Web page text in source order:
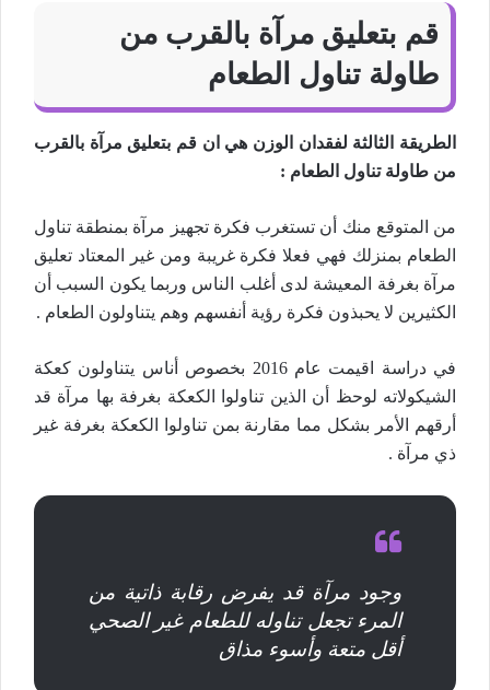
قم بتعليق مرآة بالقرب من
طاولة تناول الطعام
الطريقة الثالثة لفقدان الوزن هي ان قم بتعليق مرآة بالقرب
من طاولة تناول الطعام :
من المتوقع منك أن تستغرب فكرة تجهيز مرآة بمنطقة تناول
الطعام بمنزلك فهي فعلا فكرة غريبة ومن غير المعتاد تعليق
مرآة بغرفة المعيشة لدى أغلب الناس وربما يكون السبب أن
الكثيرين لا يحبذون فكرة رؤية أنفسهم وهم يتناولون الطعام .
في دراسة اقيمت عام 2016 بخصوص أناس يتناولون كعكة
الشيكولاته لوحظ أن الذين تناولوا الكعكة بغرفة بها مرآة قد
أرقهم الأمر بشكل مما مقارنة بمن تناولوا الكعكة بغرفة غير
ذي مرآة .
وجود مرآة قد يفرض رقابة ذاتية من
المرء تجعل تناوله للطعام غير الصحي
أقل متعة وأسوء مذاق